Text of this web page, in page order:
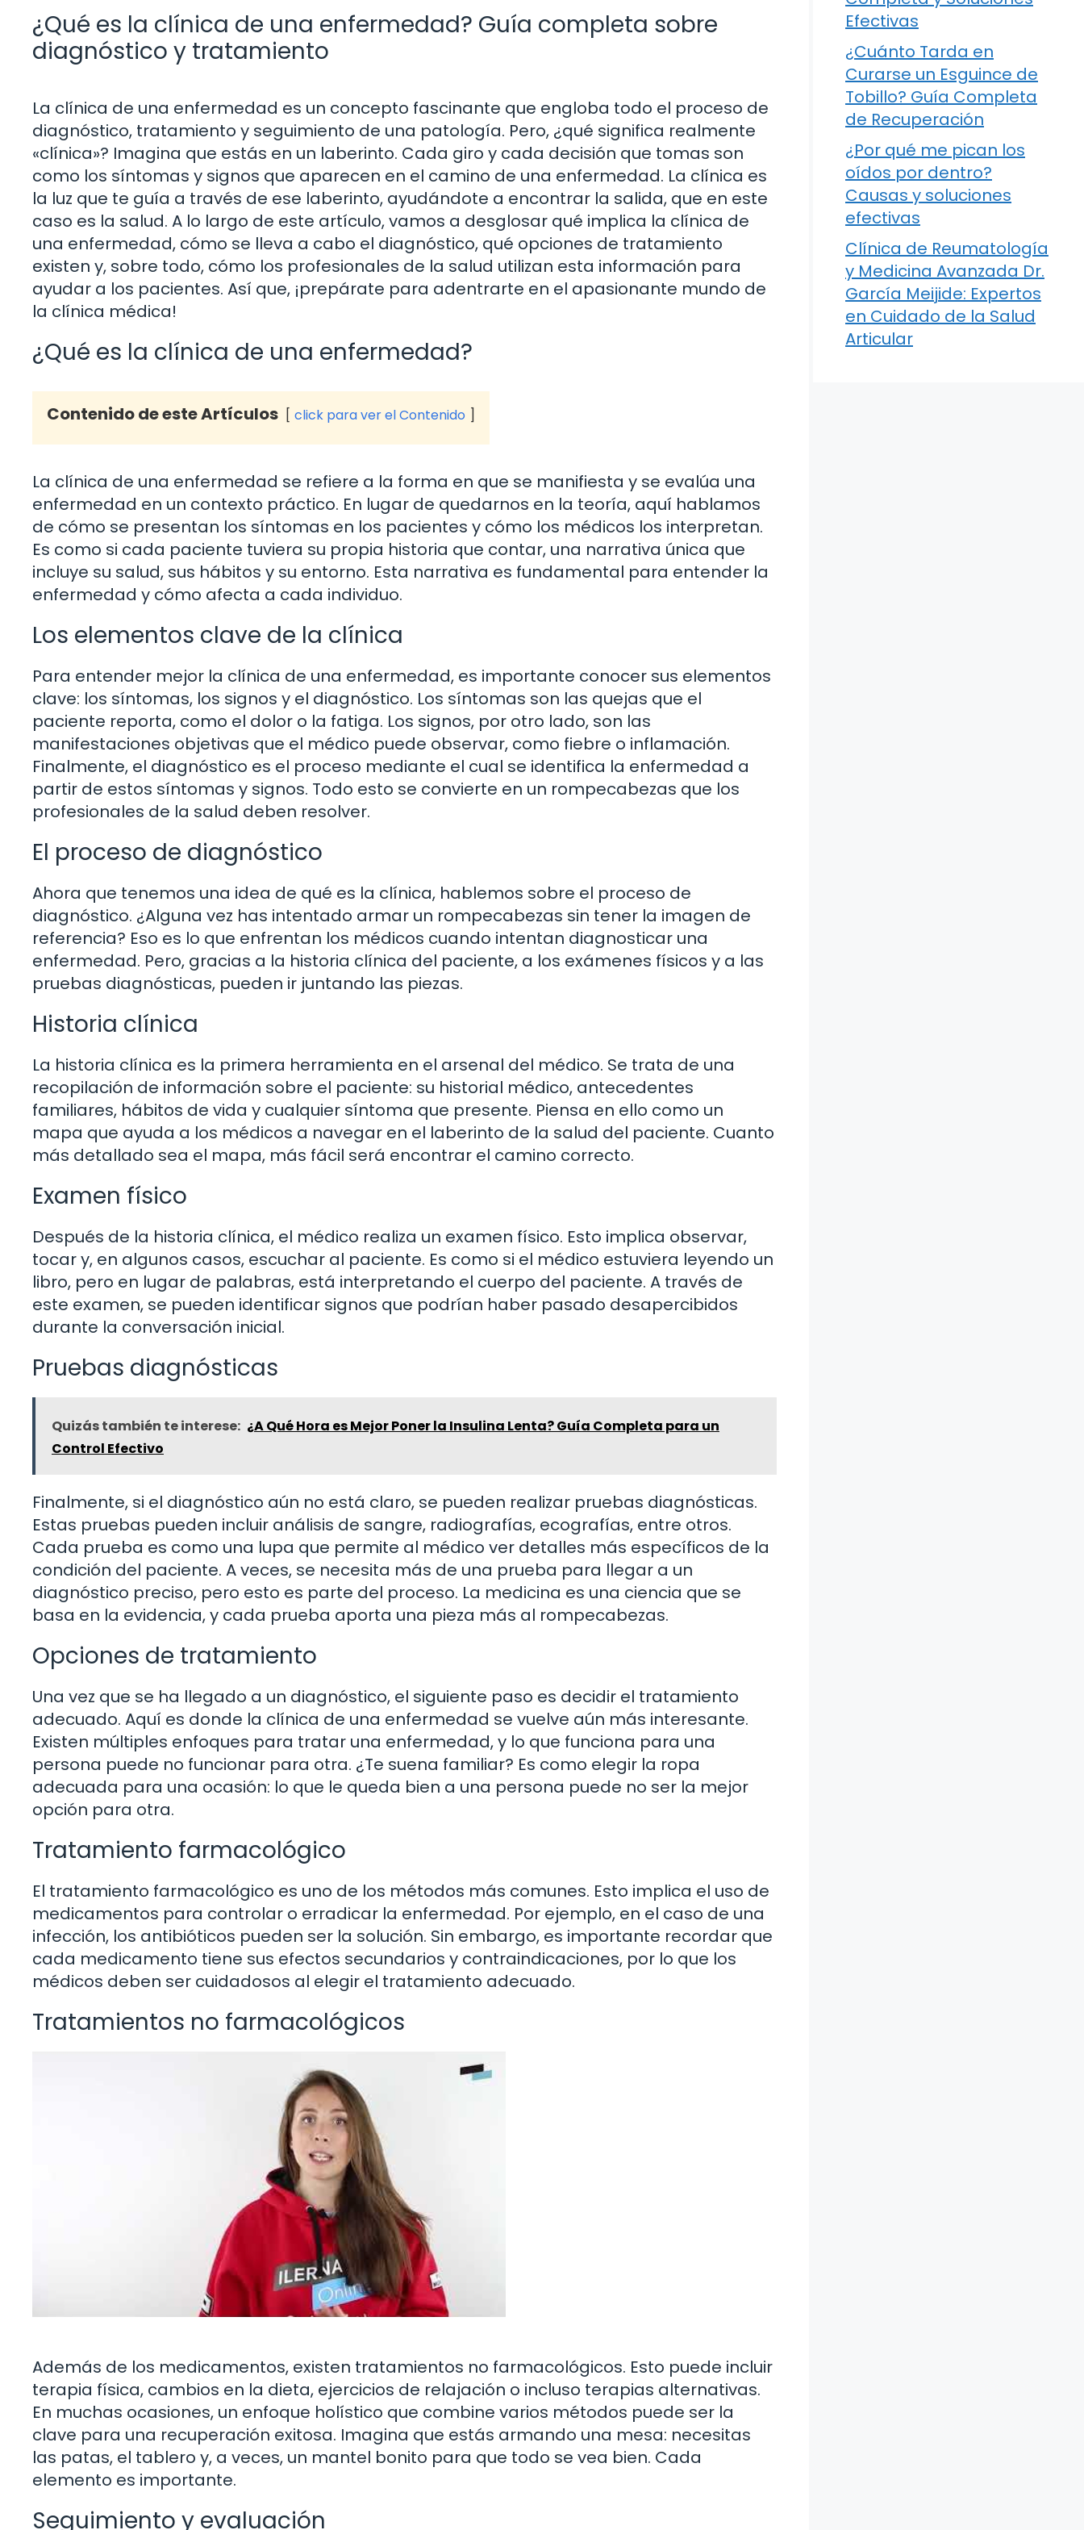
¿Qué es la clínica de una enfermedad? Guía completa sobre
diagnóstico y tratamiento
La clínica de una enfermedad es un concepto fascinante que engloba todo el proceso de
diagnóstico, tratamiento y seguimiento de una patología. Pero, ¿qué significa realmente
«clínica»? Imagina que estás en un laberinto. Cada giro y cada decisión que tomas son
como los síntomas y signos que aparecen en el camino de una enfermedad. La clínica es
la luz que te guía a través de ese laberinto, ayudándote a encontrar la salida, que en este
caso es la salud. A lo largo de este artículo, vamos a desglosar qué implica la clínica de
una enfermedad, cómo se lleva a cabo el diagnóstico, qué opciones de tratamiento
existen y, sobre todo, cómo los profesionales de la salud utilizan esta información para
ayudar a los pacientes. Así que, ¡prepárate para adentrarte en el apasionante mundo de
la clínica médica!
¿Qué es la clínica de una enfermedad?
Contenido de este Artículos click para ver el Contenido
La clínica de una enfermedad se refiere a la forma en que se manifiesta y se evalúa una
enfermedad en un contexto práctico. En lugar de quedarnos en la teoría, aquí hablamos
de cómo se presentan los síntomas en los pacientes y cómo los médicos los interpretan.
Es como si cada paciente tuviera su propia historia que contar, una narrativa única que
incluye su salud, sus hábitos y su entorno. Esta narrativa es fundamental para entender la
enfermedad y cómo afecta a cada individuo.
Los elementos clave de la clínica
Para entender mejor la clínica de una enfermedad, es importante conocer sus elementos
clave: los síntomas, los signos y el diagnóstico. Los síntomas son las quejas que el
paciente reporta, como el dolor o la fatiga. Los signos, por otro lado, son las
manifestaciones objetivas que el médico puede observar, como fiebre o inflamación.
Finalmente, el diagnóstico es el proceso mediante el cual se identifica la enfermedad a
partir de estos síntomas y signos. Todo esto se convierte en un rompecabezas que los
profesionales de la salud deben resolver.
El proceso de diagnóstico
Ahora que tenemos una idea de qué es la clínica, hablemos sobre el proceso de
diagnóstico. ¿Alguna vez has intentado armar un rompecabezas sin tener la imagen de
referencia? Eso es lo que enfrentan los médicos cuando intentan diagnosticar una
enfermedad. Pero, gracias a la historia clínica del paciente, a los exámenes físicos y a las
pruebas diagnósticas, pueden ir juntando las piezas.
Historia clínica
La historia clínica es la primera herramienta en el arsenal del médico. Se trata de una
recopilación de información sobre el paciente: su historial médico, antecedentes
familiares, hábitos de vida y cualquier síntoma que presente. Piensa en ello como un
mapa que ayuda a los médicos a navegar en el laberinto de la salud del paciente. Cuanto
más detallado sea el mapa, más fácil será encontrar el camino correcto.
Examen físico
Después de la historia clínica, el médico realiza un examen físico. Esto implica observar,
tocar y, en algunos casos, escuchar al paciente. Es como si el médico estuviera leyendo un
libro, pero en lugar de palabras, está interpretando el cuerpo del paciente. A través de
este examen, se pueden identificar signos que podrían haber pasado desapercibidos
durante la conversación inicial.
Pruebas diagnósticas
Quizás también te interese: ¿A Qué Hora es Mejor Poner la Insulina Lenta? Guía Completa para un
Control Efectivo
Finalmente, si el diagnóstico aún no está claro, se pueden realizar pruebas diagnósticas.
Estas pruebas pueden incluir análisis de sangre, radiografías, ecografías, entre otros.
Cada prueba es como una lupa que permite al médico ver detalles más específicos de la
condición del paciente. A veces, se necesita más de una prueba para llegar a un
diagnóstico preciso, pero esto es parte del proceso. La medicina es una ciencia que se
basa en la evidencia, y cada prueba aporta una pieza más al rompecabezas.
Opciones de tratamiento
Una vez que se ha llegado a un diagnóstico, el siguiente paso es decidir el tratamiento
adecuado. Aquí es donde la clínica de una enfermedad se vuelve aún más interesante.
Existen múltiples enfoques para tratar una enfermedad, y lo que funciona para una
persona puede no funcionar para otra. ¿Te suena familiar? Es como elegir la ropa
adecuada para una ocasión: lo que le queda bien a una persona puede no ser la mejor
opción para otra.
Tratamiento farmacológico
El tratamiento farmacológico es uno de los métodos más comunes. Esto implica el uso de
medicamentos para controlar o erradicar la enfermedad. Por ejemplo, en el caso de una
infección, los antibióticos pueden ser la solución. Sin embargo, es importante recordar que
cada medicamento tiene sus efectos secundarios y contraindicaciones, por lo que los
médicos deben ser cuidadosos al elegir el tratamiento adecuado.
Tratamientos no farmacológicos
Además de los medicamentos, existen tratamientos no farmacológicos. Esto puede incluir
terapia física, cambios en la dieta, ejercicios de relajación o incluso terapias alternativas.
En muchas ocasiones, un enfoque holístico que combine varios métodos puede ser la
clave para una recuperación exitosa. Imagina que estás armando una mesa: necesitas
las patas, el tablero y, a veces, un mantel bonito para que todo se vea bien. Cada
elemento es importante.
Seguimiento y evaluación
Efectivas
¿Cuánto Tarda en
Curarse un Esguince de
Tobillo? Guía Completa
de Recuperación
¿Por qué me pican los
oídos por dentro?
Causas y soluciones
efectivas
Clínica de Reumatología
y Medicina Avanzada Dr.
García Meijide: Expertos
en Cuidado de la Salud
Articular